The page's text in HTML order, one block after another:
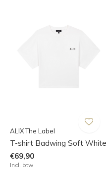
ALIX The Label
T-shirt Badwing Soft White
€69,90
Incl. btw